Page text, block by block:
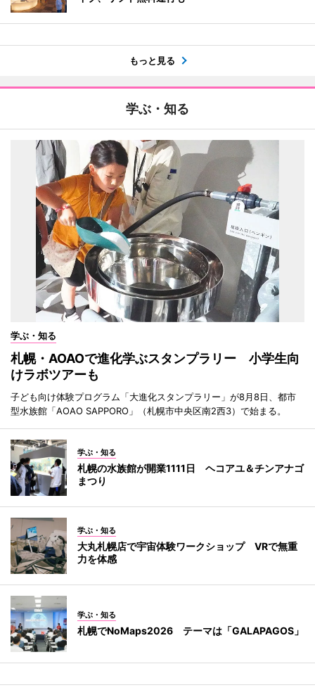
もっと見る
学ぶ・知る
学ぶ・知る
札幌・AOAOで進化学ぶスタンプラリー 小学生向
けラボツアーも
子ども向け体験プログラム「大進化スタンプラリー」が8月8日、都市
型水族館「AOAO SAPPORO」（札幌市中央区南2西3）で始まる。
学ぶ・知る
札幌の水族館が開業1111日 ヘコアユ＆チンアナゴ
まつり
学ぶ・知る
大丸札幌店で宇宙体験ワークショップ VRで無重
力を体感
学ぶ・知る
札幌でNoMaps2026 テーマは「GALAPAGOS」